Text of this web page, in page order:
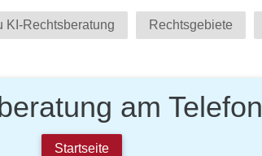
KI-Rechtsberatung Rechtsgebiete
am Telefon
Startseite